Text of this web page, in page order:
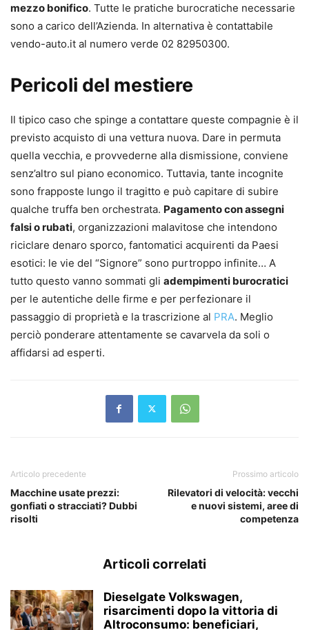
mezzo bonifico. Tutte le pratiche burocratiche necessarie
sono a carico dell’Azienda. In alternativa è contattabile
vendo-auto.it al numero verde 02 82950300.
Pericoli del mestiere
Il tipico caso che spinge a contattare queste compagnie è il
previsto acquisto di una vettura nuova. Dare in permuta
quella vecchia, e provvederne alla dismissione, conviene
senz’altro sul piano economico. Tuttavia, tante incognite
sono frapposte lungo il tragitto e può capitare di subire
qualche truffa ben orchestrata. Pagamento con assegni
falsi o rubati, organizzazioni malavitose che intendono
riciclare denaro sporco, fantomatici acquirenti da Paesi
esotici: le vie del “Signore” sono purtroppo infinite… A
tutto questo vanno sommati gli adempimenti burocratici
per le autentiche delle firme e per perfezionare il
passaggio di proprietà e la trascrizione al PRA. Meglio
perciò ponderare attentamente se cavarvela da soli o
affidarsi ad esperti.
Articolo precedente
Macchine usate prezzi:
gonfiati o stracciati? Dubbi
risolti
Prossimo articolo
Rilevatori di velocità: vecchi
e nuovi sistemi, aree di
competenza
Articoli correlati
Dieselgate Volkswagen,
risarcimenti dopo la vittoria di
Altroconsumo: beneficiari,